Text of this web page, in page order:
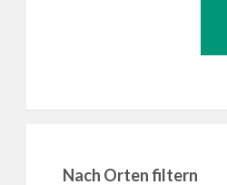
Nach Orten filtern